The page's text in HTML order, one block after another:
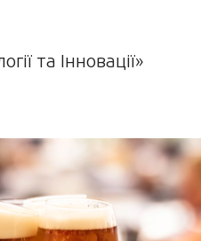
та Інновації»